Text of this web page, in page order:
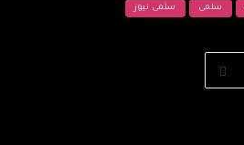
سلمى سلمى نيوز